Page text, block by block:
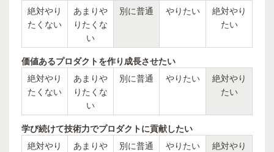
絶対やり
たくない
あまりや
りたくな
い
別に普通 やりたい
絶対やり
たい
価値あるプロダクトを作り成長させたい
絶対やり
たくない
あまりや
りたくな
い
別に普通 やりたい
絶対やり
たい
学び続けて技術力でプロダクトに貢献したい
絶対やり
あまりや
別に普通 やりたい
絶対やり